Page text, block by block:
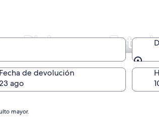
Pickup en
Fecha de devolución
ago
mayor.